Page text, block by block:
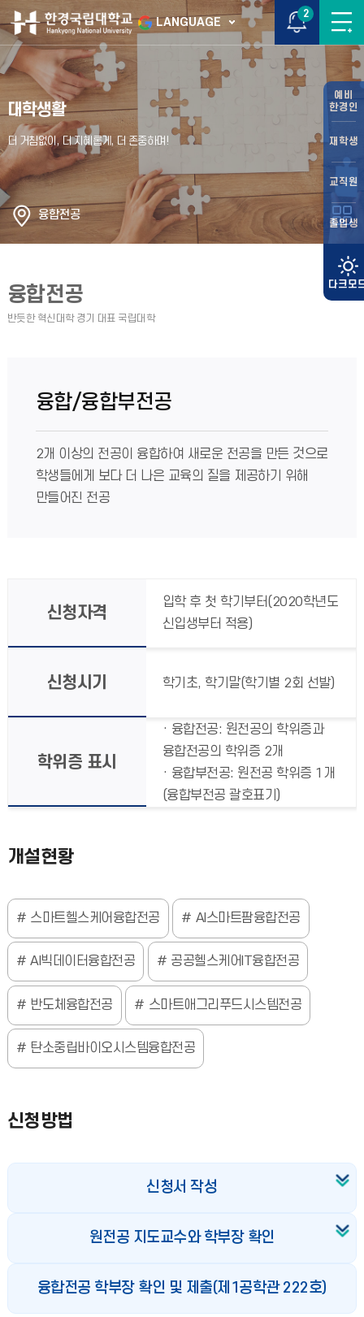
LANGUAGE
2
예비
한경인
재학생
교직원
졸업생
대학생활
융합전공
융합전공
융합/융합부전공
2개 이상의 전공이 융합하여 새로운 전공을 만든 것으로
학생들에게 보다 더 나은 교육의 질을 제공하기 위해
만들어진 전공
신청자격
입학 후 첫 학기부터(2020학년도
신입생부터 적용)
신청시기 학기초, 학기말(학기별 2회 선발)
학위증 표시
· 융합전공: 원전공의 학위증과
융합전공의 학위증 2개
· 융합부전공: 원전공 학위증 1개
(융합부전공 괄호표기)
개설현황
스마트헬스케어융합전공 AI스마트팜융합전공
AI빅데이터융합전공 공공헬스케어IT융합전공
반도체융합전공 스마트애그리푸드시스템전공
탄소중립바이오시스템융합전공
신청방법
신청서 작성
원전공 지도교수와 학부장 확인
융합전공 학부장 확인 및 제출(제1공학관 222호)